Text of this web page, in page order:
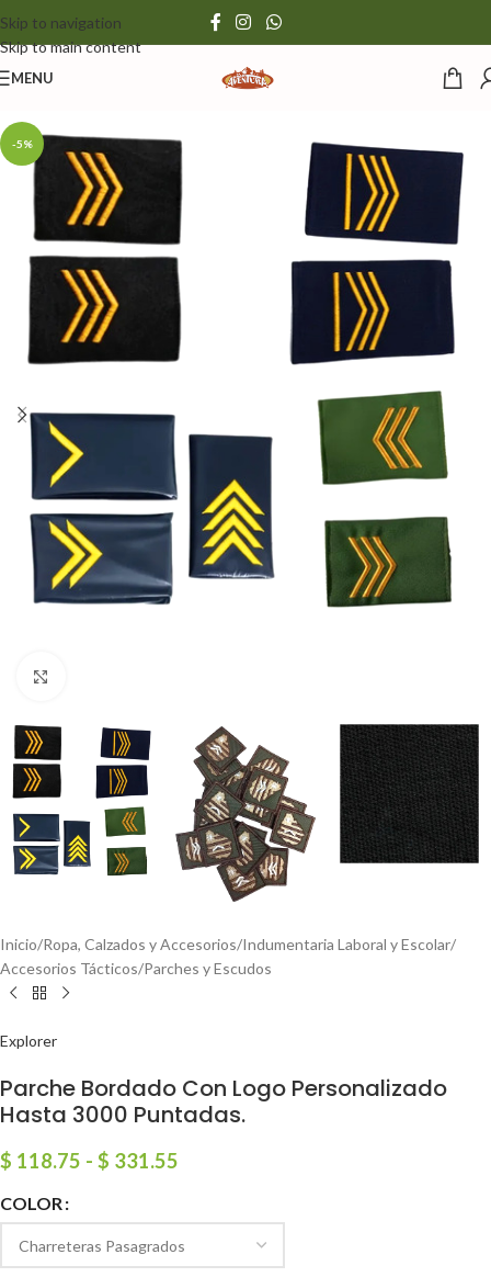
Skip to navigation
Skip to main content
MENU
-5%
Inicio/Ropa, Calzados y Accesorios/Indumentaria Laboral y Escolar/
Accesorios Tácticos/Parches y Escudos
Explorer
Parche Bordado Con Logo Personalizado
Hasta 3000 Puntadas.
$ 118.75 - $ 331.55
COLOR